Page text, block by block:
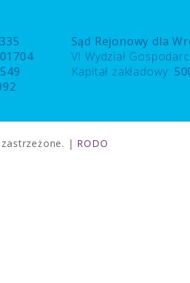
Sąd Rejonowy dla
VI Wydział
Kapitał zakładowy:
| RODO